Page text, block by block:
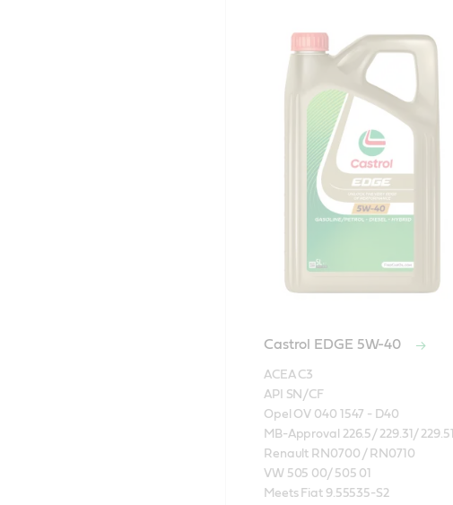
Castrol EDGE 5W-40
ACEA C3
API SN/CF
Opel OV 040 1547 - D40
MB-Approval 226.5/ 229.31/ 229.51
Renault RN0700 / RN0710
VW 505 00/ 505 01
Meets Fiat 9.55535-S2